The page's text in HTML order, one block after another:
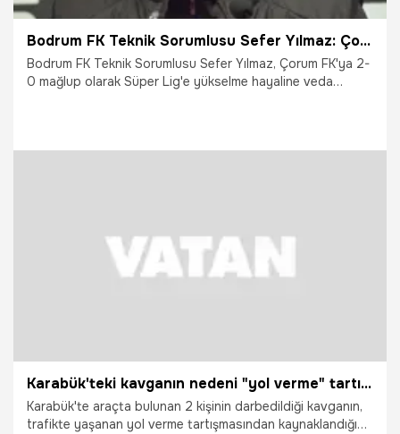
Bodrum FK Teknik Sorumlusu Sefer Yılmaz: Çok üzüntülüyüz
Bodrum FK Teknik Sorumlusu Sefer Yılmaz, Çorum FK'ya 2-
0 mağlup olarak Süper Lig'e yükselme hayaline veda
Karabük'teki kavganın nedeni "yol verme" tartışması çıktı
Karabük'te araçta bulunan 2 kişinin darbedildiği kavganın,
trafikte yaşanan yol verme tartışmasından kaynaklandığı